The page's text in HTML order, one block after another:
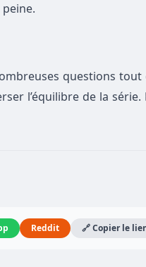
questions
l’équilibre de la
Reddit 🔗 Copier le